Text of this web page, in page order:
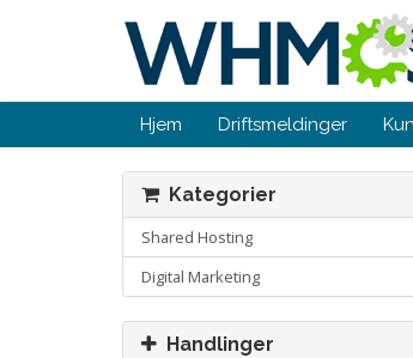
Hjem Driftsmeldinger
Kategorier
Shared Hosting
Digital Marketing
Handlinger